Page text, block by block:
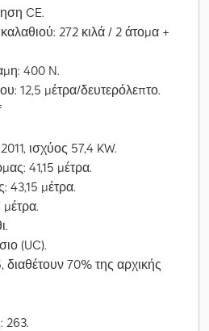
CE.
272 κιλά / 2 άτομα +
400 N.
12,5 μέτρα/δευτερόλεπτο.
ισχύος 57,4 KW.
41,15 μέτρα.
43,15 μέτρα.
μέτρα.
(UC).
70% της αρχικής
263.